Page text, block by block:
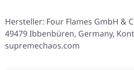
Hersteller: Four Flames GmbH &
49479 Ibbenbüren, Germany,
supremechaos.com